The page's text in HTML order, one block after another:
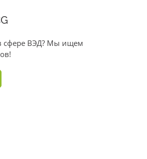
сфере ВЭД? Мы ищем